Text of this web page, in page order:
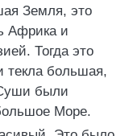
Земля, это
Африка и
Тогда это
большая,
были
Море.